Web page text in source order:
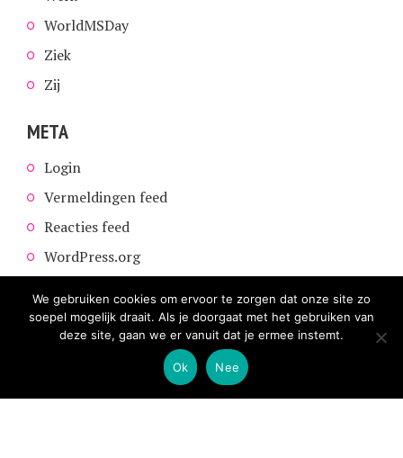
WorldMSDay
Ziek
Zij
META
Login
Vermeldingen feed
Reacties feed
WordPress.org
We gebruiken cookies om ervoor te zorgen dat onze site zo
soepel mogelijk draait. Als je doorgaat met het gebruiken van
deze site, gaan we er vanuit dat je ermee instemt.
Ok Nee